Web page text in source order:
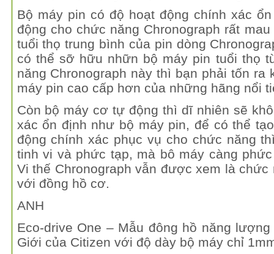
Bộ máy pin có độ hoạt động chính xác
động cho chức năng Chronograph rất
tuổi thọ trung bình của pin dòng
có thể sỡ hữu nhữn bộ máy pin tuổi thọ
năng Chronograph này thì bạn phải tốn ra
máy pin cao cấp hơn của những hãng nổi
Còn bộ máy cơ tự động thì dĩ nhiên sẽ
xác ổn định như bộ máy pin, để có thể
động chính xác phục vụ cho chức năng
tinh vi và phức tạp, mà bô máy càng
Vi thế Chronograph vẫn được xem là
với đồng hồ cơ.
ANH
Eco-drive One – Mẫu đông hồ năng
Giới của Citizen với độ dày bộ máy chỉ